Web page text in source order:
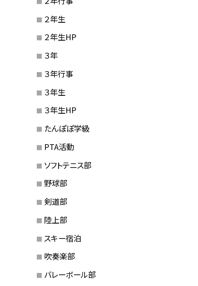
２年生
２年生HP
３年
３年行事
３年生
３年生HP
たんぽぽ学級
PTA活動
ソフトテニス部
野球部
剣道部
陸上部
スキー宿泊
吹奏楽部
バレーボール部